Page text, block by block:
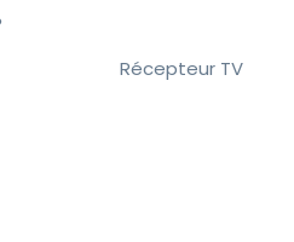
Récepteur TV